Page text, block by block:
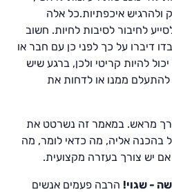
איכפתיות.כל אלה
לחיבור לסיבות לחיות. חשוב
שהתאבדו דיברו על כך לפני כן עם חבר או
להיות קריטי ולכן, ברגע שיש
ממנו או לדחות את
מראש. במאמר זה נשרטט את
בהכנה אליה, מה כדאי לומר, מה
יש צורך בעזרה מקצועית.
- שגוי! הרבה פעמים אנשים